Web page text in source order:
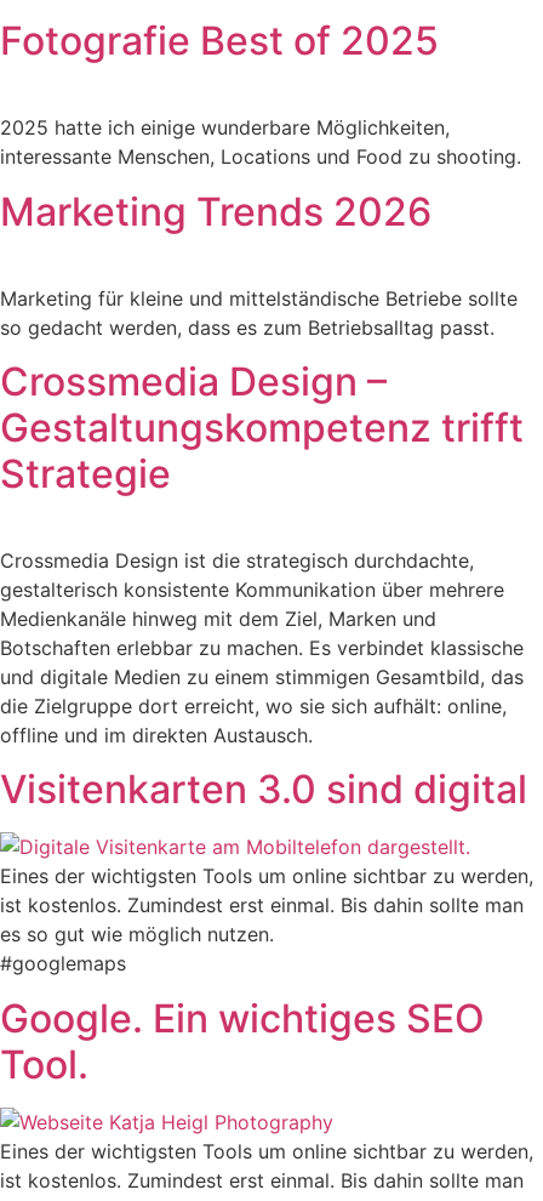
Fotografie Best of 2025
2025 hatte ich einige wunderbare Möglichkeiten,
interessante Menschen, Locations und Food zu shooting.
Marketing Trends 2026
Marketing für kleine und mittelständische Betriebe sollte
so gedacht werden, dass es zum Betriebsalltag passt.
Crossmedia Design –
Gestaltungskompetenz trifft
Strategie
Crossmedia Design ist die strategisch durchdachte,
gestalterisch konsistente Kommunikation über mehrere
Medienkanäle hinweg mit dem Ziel, Marken und
Botschaften erlebbar zu machen. Es verbindet klassische
und digitale Medien zu einem stimmigen Gesamtbild, das
die Zielgruppe dort erreicht, wo sie sich aufhält: online,
offline und im direkten Austausch.
Visitenkarten 3.0 sind digital
Eines der wichtigsten Tools um online sichtbar zu werden,
ist kostenlos. Zumindest erst einmal. Bis dahin sollte man
es so gut wie möglich nutzen.
#googlemaps
Google. Ein wichtiges SEO
Tool.
Eines der wichtigsten Tools um online sichtbar zu werden,
ist kostenlos. Zumindest erst einmal. Bis dahin sollte man